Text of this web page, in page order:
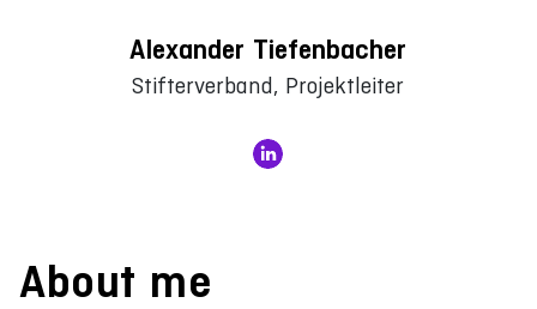
Alexander Tiefenbacher
Stifterverband, Projektleiter
About me